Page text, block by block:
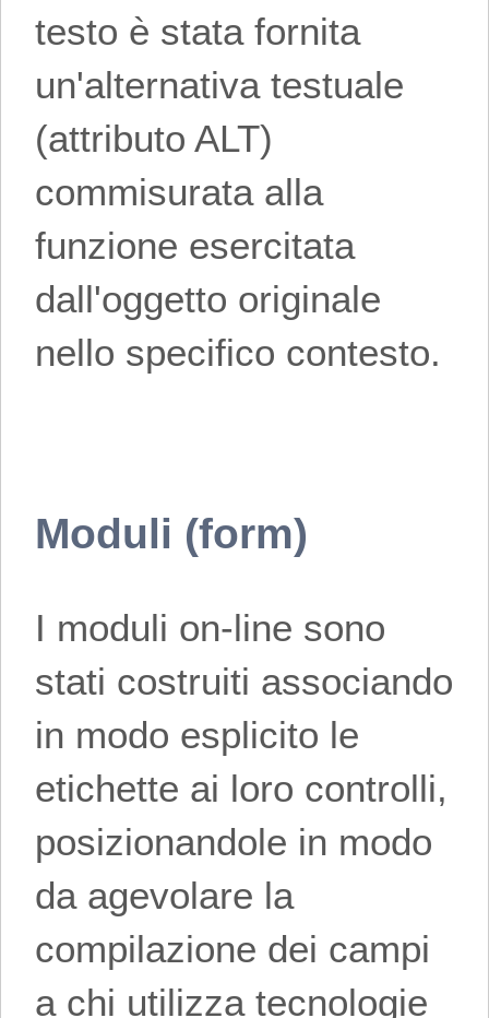
testo è stata fornita
un'alternativa testuale
(attributo ALT)
commisurata alla
funzione esercitata
dall'oggetto originale
nello specifico contesto.
Moduli (form)
I moduli on-line sono
stati costruiti associando
in modo esplicito le
etichette ai loro controlli,
posizionandole in modo
da agevolare la
compilazione dei campi
a chi utilizza tecnologie